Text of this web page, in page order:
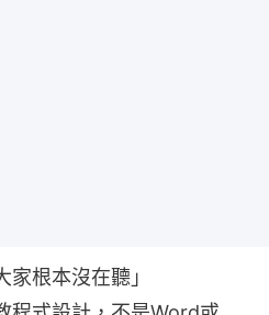
家根本沒在聽」